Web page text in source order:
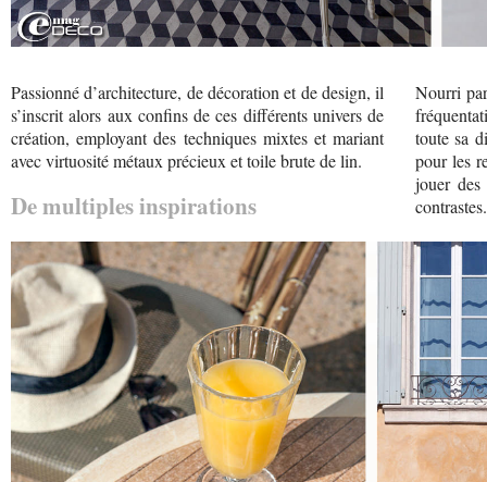
Passionné d’architecture, de décoration et de design, il
s’inscrit alors aux confins de ces différents univers de
création, employant des techniques mixtes et mariant
avec virtuosité métaux précieux et toile brute de lin.
De multiples inspirations
Nourri
toute sa
pour les
jouer
contrastes.